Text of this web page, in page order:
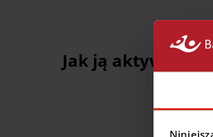
Jak ją aktywować